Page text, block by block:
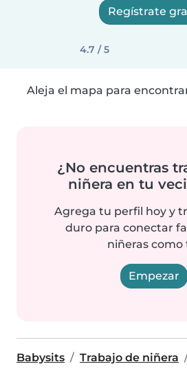
Regístrate
4.7 / 5
Aleja el mapa para
¿No encuentras
niñera en tu
Agrega tu perfil hoy y
duro para conectar
niñeras como
Empezar
Babysits Trabajo de niñera